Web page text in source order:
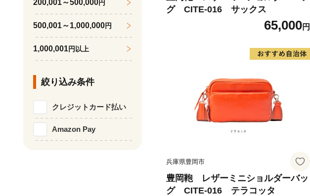
グ CITE-016 サックス
65,000円
兵庫県豊岡市
豊岡鞄 レザーミニショルダーバッ
グ CITE-016 テラコッタ
200,001～500,000円
500,001～1,000,000円
1,000,001円以上
絞り込み条件
クレジットカード払い
Amazon Pay